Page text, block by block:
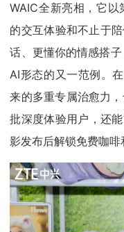
WAIC全新亮相，它以
的交互体验和不止于
话、更懂你的情感搭
AI形态的又一范例。
来的多重专属治愈力
批深度体验用户，还
影发布后解锁免费咖啡